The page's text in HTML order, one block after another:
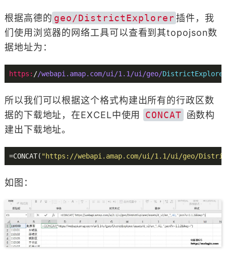
根据高德的 geo/DistrictExplorer 插件，我
们使用浏览器的网络工具可以查看到其topojson数
据地址为：
https: //webapi.amap.com/ui /1.1/ui /geo/
所以我们可以根据这个格式构建出所有的行政区数
据的下载地址，在EXCEL中使用
CONCAT 函数构
建出下载地址。
=CONCAT( "https://webapi.amap.com/ui/1.1/ui/geo/
如图：